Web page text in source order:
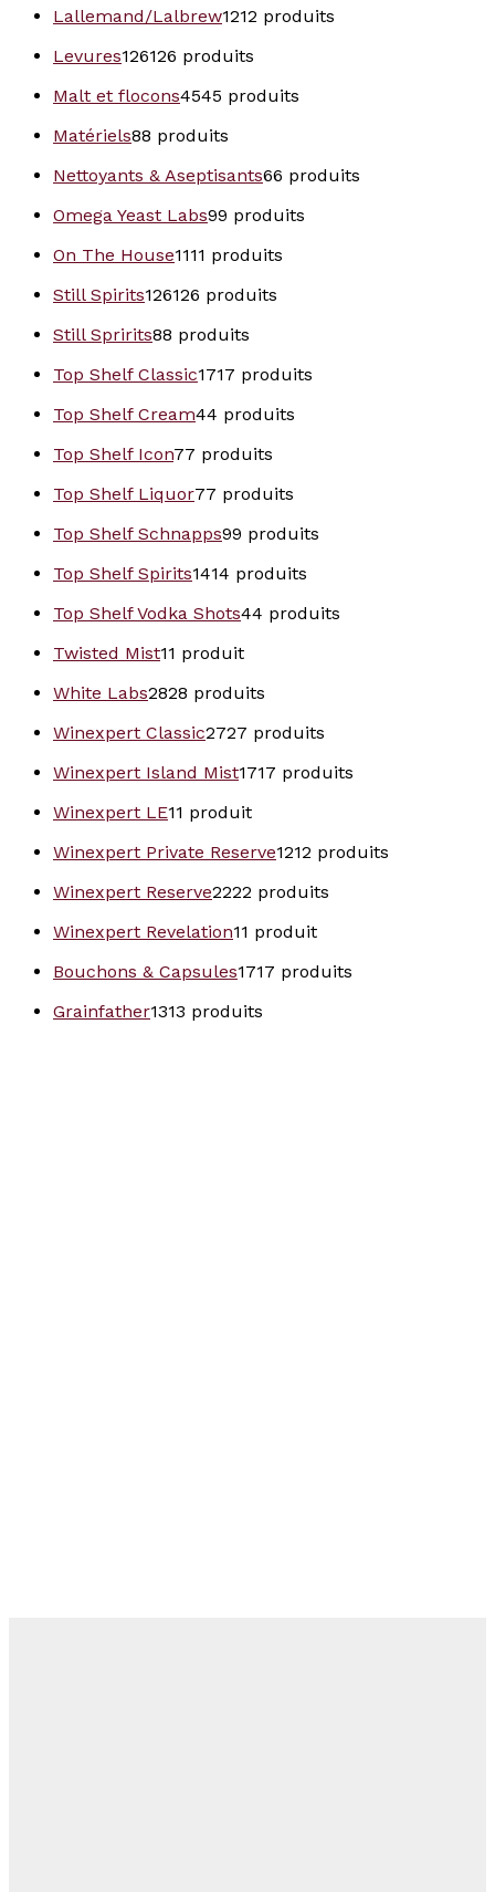
Lallemand/Lalbrew1212 produits
Levures126126 produits
Malt et flocons4545 produits
Matériels88 produits
Nettoyants & Aseptisants66 produits
Omega Yeast Labs99 produits
On The House1111 produits
Still Spirits126126 produits
Still Spririts88 produits
Top Shelf Classic1717 produits
Top Shelf Cream44 produits
Top Shelf Icon77 produits
Top Shelf Liquor77 produits
Top Shelf Schnapps99 produits
Top Shelf Spirits1414 produits
Top Shelf Vodka Shots44 produits
Twisted Mist11 produit
White Labs2828 produits
Winexpert Classic2727 produits
Winexpert Island Mist1717 produits
Winexpert LE11 produit
Winexpert Private Reserve1212 produits
Winexpert Reserve2222 produits
Winexpert Revelation11 produit
Bouchons & Capsules1717 produits
Grainfather1313 produits